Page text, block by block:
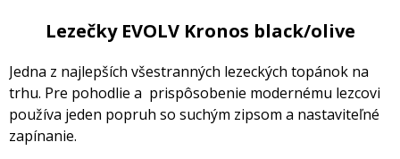
Lezečky EVOLV Kronos black/olive
Jedna z najlepších všestranných lezeckých topánok na
trhu. Pre pohodlie a prispôsobenie modernému lezcovi
používa jeden popruh so suchým zipsom a nastaviteľné
zapínanie.